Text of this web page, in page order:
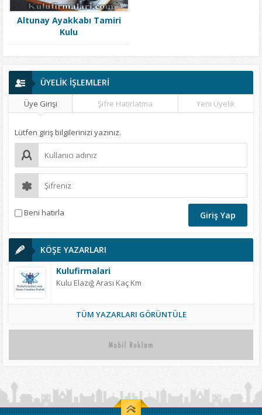
Altunay Ayakkabı Tamiri
Kulu
ÜYELİK İŞLEMLERİ
Üye Girişi Şifre Hatırlatma Yeni Üyelik
Lütfen giriş bilgilerinizi yazınız.
Beni hatırla
KÖŞE YAZARLARI
Kulufirmalari
Kulu Elazığ Arası Kaç Km
TÜM YAZARLARI GÖRÜNTÜLE